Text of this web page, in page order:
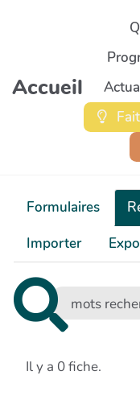
Aller au contenu
Accueil
Formulaires
Importer
Il y a 0 fiche.